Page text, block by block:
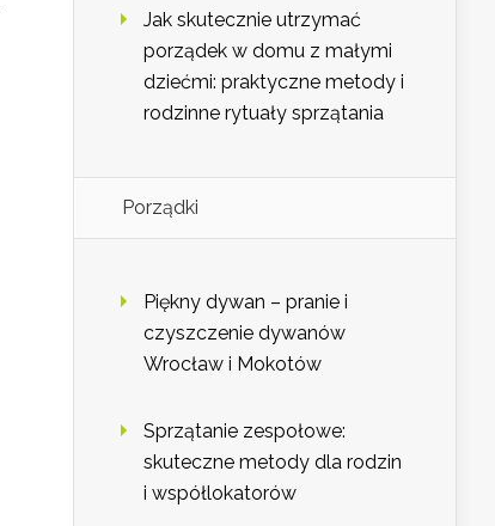
Jak skutecznie utrzymać
porządek w domu z małymi
dziećmi: praktyczne metody i
rodzinne rytuały sprzątania
Porządki
Piękny dywan – pranie i
czyszczenie dywanów
Wrocław i Mokotów
Sprzątanie zespołowe:
skuteczne metody dla rodzin
i współlokatorów